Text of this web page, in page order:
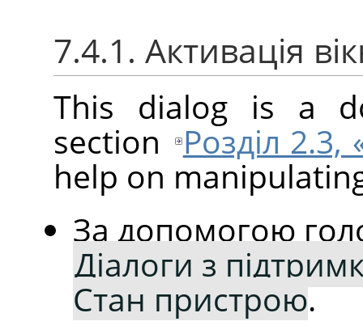
7.4.1. Активація
This dialog is a
section
Розділ
help on
За допомогою
Діалоги з
Стан пристрою.